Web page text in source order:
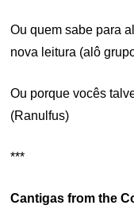
Ou quem sabe para
nova leitura (alô
Ou porque vocês
(Ranulfus)
***
Cantigas from the